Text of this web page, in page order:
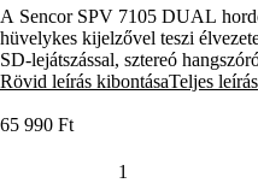
A Sencor SPV 7105 DUAL
hüvelykes kijelzővel teszi
SD-lejátszással, sztereó
üzemidővel.
Rövid leírás kibontásaTeljes leírás
65 990 Ft